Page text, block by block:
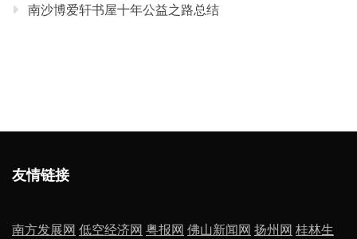
南沙博爱轩书屋十年公益之路总结
友情链接
南方发展网 低空经济网 粤报网 佛山新闻网 扬州网 桂林生